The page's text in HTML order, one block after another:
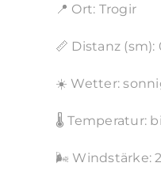
📍 Ort: Trogir
📏 Distanz (sm):
☀️ Wetter:
🌡️ Temperatur:
🌬️ Windstärke: